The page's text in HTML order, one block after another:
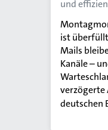
und
ist
Mails
Kanäle –
verzögerte
deutschen